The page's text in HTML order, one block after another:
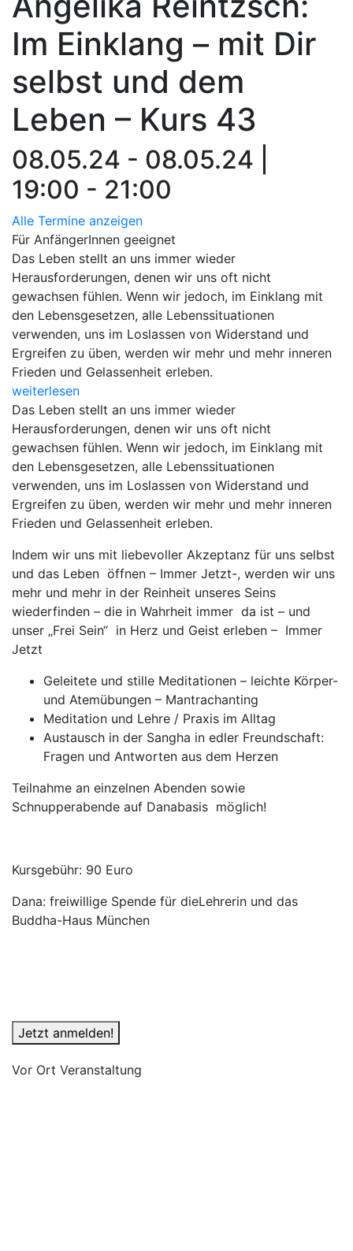
Im Einklang – mit Dir
selbst und dem
Leben – Kurs 43
08.05.24 - 08.05.24 |
19:00 - 21:00
Alle Termine anzeigen
Für AnfängerInnen geeignet
Das Leben stellt an uns immer wieder
Herausforderungen, denen wir uns oft nicht
gewachsen fühlen. Wenn wir jedoch, im Einklang mit
den Lebensgesetzen, alle Lebenssituationen
verwenden, uns im Loslassen von Widerstand und
Ergreifen zu üben, werden wir mehr und mehr inneren
Frieden und Gelassenheit erleben.
weiterlesen
Das Leben stellt an uns immer wieder
Herausforderungen, denen wir uns oft nicht
gewachsen fühlen. Wenn wir jedoch, im Einklang mit
den Lebensgesetzen, alle Lebenssituationen
verwenden, uns im Loslassen von Widerstand und
Ergreifen zu üben, werden wir mehr und mehr inneren
Frieden und Gelassenheit erleben.
Indem wir uns mit liebevoller Akzeptanz für uns selbst
und das Leben öffnen – Immer Jetzt-, werden wir uns
mehr und mehr in der Reinheit unseres Seins
wiederfinden – die in Wahrheit immer da ist – und
unser „Frei Sein“ in Herz und Geist erleben – Immer
Jetzt
Geleitete und stille Meditationen – leichte Körper-
und Atemübungen – Mantrachanting
Meditation und Lehre / Praxis im Alltag
Austausch in der Sangha in edler Freundschaft:
Fragen und Antworten aus dem Herzen
Teilnahme an einzelnen Abenden sowie
Schnupperabende auf Danabasis möglich!
Kursgebühr: 90 Euro
Dana: freiwillige Spende für dieLehrerin und das
Buddha-Haus München
Jetzt anmelden!
Vor Ort Veranstaltung